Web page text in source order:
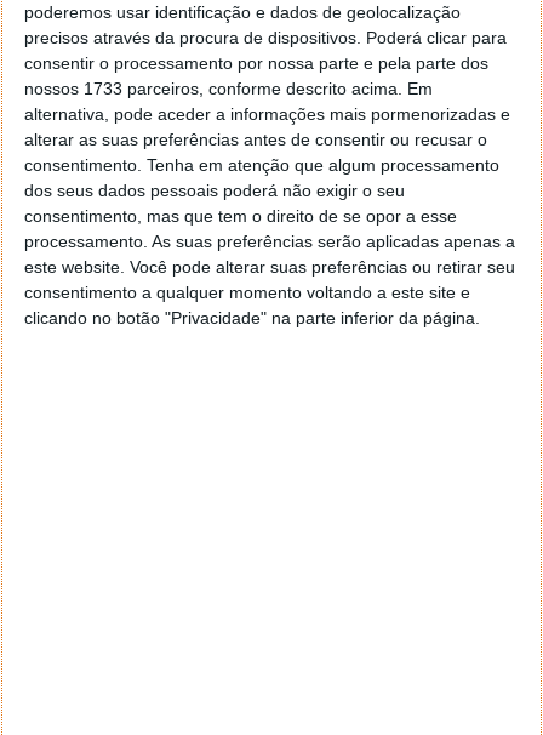
poderemos usar identificação e dados de geolocalização
precisos através da procura de dispositivos. Poderá clicar para
consentir o processamento por nossa parte e pela parte dos
nossos 1733 parceiros, conforme descrito acima. Em
alternativa, pode aceder a informações mais pormenorizadas e
alterar as suas preferências antes de consentir ou recusar o
consentimento. Tenha em atenção que algum processamento
dos seus dados pessoais poderá não exigir o seu
consentimento, mas que tem o direito de se opor a esse
processamento. As suas preferências serão aplicadas apenas a
este website. Você pode alterar suas preferências ou retirar seu
consentimento a qualquer momento voltando a este site e
clicando no botão "Privacidade" na parte inferior da página.
Depois de analisados os resultados, os
investigadores concluíram que aqueles que disseram
estar num relacionamento, tendo publicado várias
fotografias com os seus parceiros, mostraram mais
tendência a promover o seu comprometimento com
o parceiros fortalencendo, assim, a relação.
As co-autores do estudo Catalina Toma e Mina Choi,
afirmaram queo facto de os casais colocarem
diversas publicações amorosas públicas no
Facebook, consolida a relação dos mesmos.A
justificação das investigadores assenta na teoria de